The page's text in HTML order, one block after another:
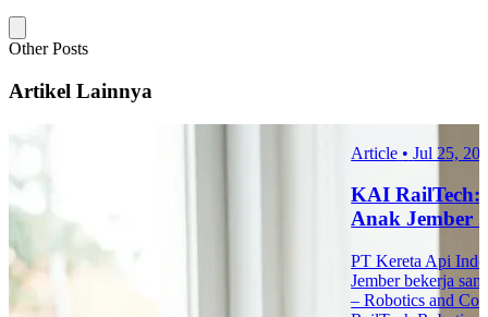
Other Posts
Artikel Lainnya